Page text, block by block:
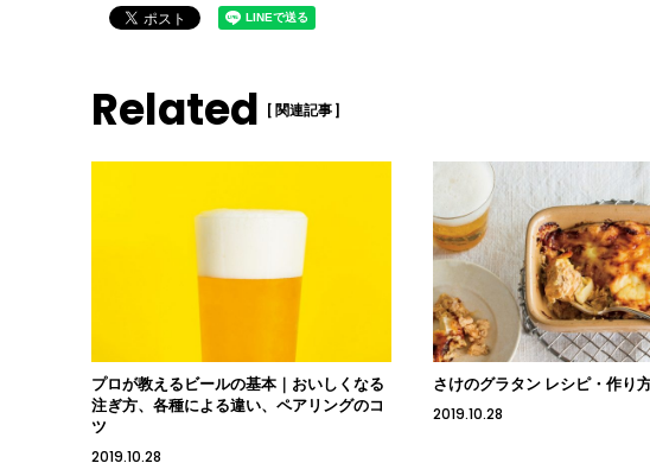
Related [ 関連記事 ]
プロが教えるビールの基本｜おいしくなる
注ぎ方、各種による違い、ペアリングのコ
ツ
2019.10.28
さけのグラタン レシピ・作り
2019.10.28